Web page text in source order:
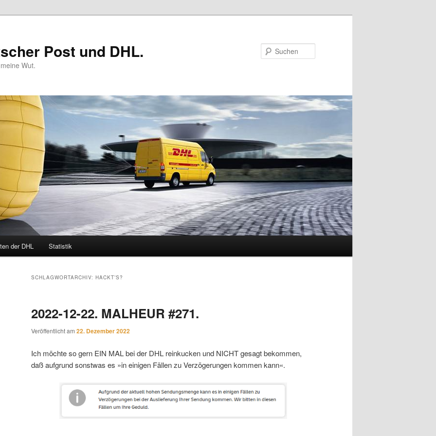
Post und DHL.
Wut.
der DHL Statistik
SCHLAGWORTARCHIV: HACKT’S?
2022-12-22. MALHEUR #271.
Veröffentlicht am 22. Dezember 2022
Ich möchte so gern EIN MAL bei der DHL reinkucken und NICHT gesagt bekommen,
daß aufgrund sonstwas es »in einigen Fällen zu Verzögerungen kommen kann«.